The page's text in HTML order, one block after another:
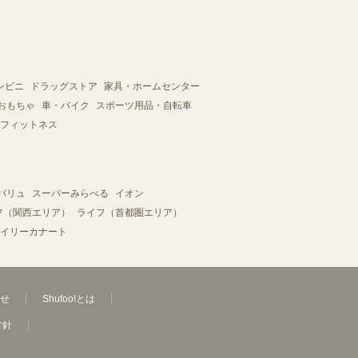
ビニ ドラッグストア
家具・ホームセンター
もちゃ
車・バイク
スポーツ用品・自転車
ィットネス
リュ スーパーみらべる
イオン
関西エリア）
ライフ（首都圏エリア）
リーカナート
Shufoo!とは
針